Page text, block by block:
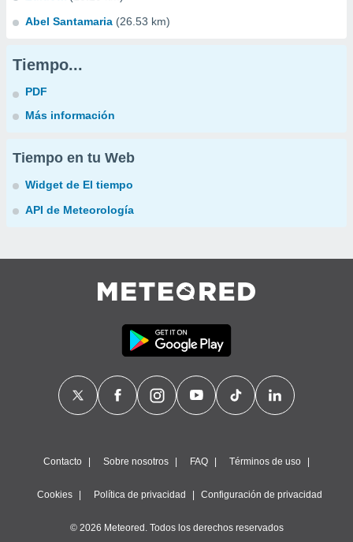
Abel Santamaria (26.53 km)
Tiempo...
PDF
Más información
Tiempo en tu Web
Widget de El tiempo
API de Meteorología
Contacto Sobre nosotros FAQ Términos de uso
Cookies Política de privacidad Configuración de privacidad
© 2026 Meteored. Todos los derechos reservados